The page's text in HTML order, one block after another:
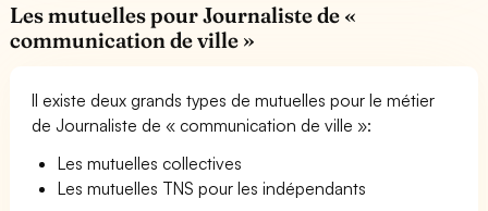
Les mutuelles pour Journaliste de «
communication de ville »
Il existe deux grands types de mutuelles pour le métier
de Journaliste de « communication de ville »:
Les mutuelles collectives
Les mutuelles TNS pour les indépendants